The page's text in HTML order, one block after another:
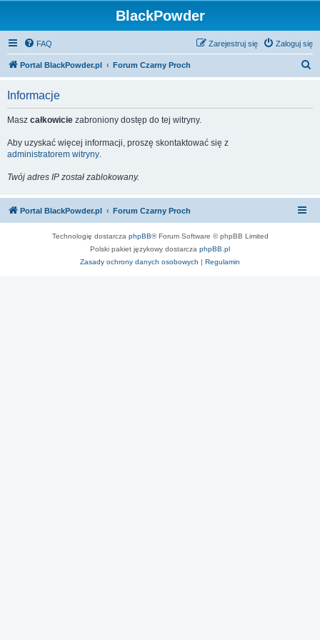
BlackPowder
FAQ Zaloguj się
Zarejestruj się
Portal BlackPowder.pl Forum Czarny Proch
Informacje
Masz całkowicie zabroniony dostęp do tej witryny.
Aby uzyskać więcej informacji, proszę skontaktować się z
administratorem witryny.
Twój adres IP został zablokowany.
Portal BlackPowder.pl Forum Czarny Proch
Technologię dostarcza phpBB® Forum Software © phpBB Limited
Polski pakiet językowy dostarcza phpBB.pl
Zasady ochrony danych osobowych | Regulamin